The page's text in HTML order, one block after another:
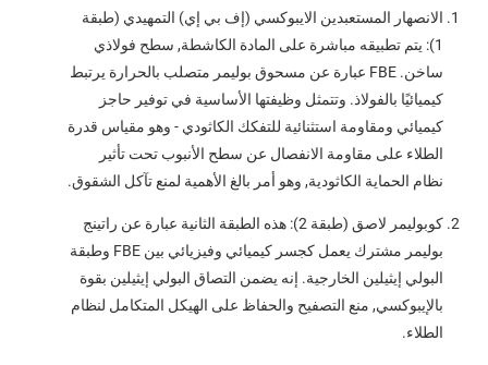
الانصهار المستعبدين الايبوكسي (إف بي إي) التمهيدي (طبقة
1): يتم تطبيقه مباشرة على المادة الكاشطة, سطح فولاذي
ساخن. FBE عبارة عن مسحوق بوليمر متصلب بالحرارة يرتبط
كيميائيًا بالفولاذ. وتتمثل وظيفتها الأساسية في توفير حاجز
كيميائي ومقاومة استثنائية للتفكك الكاثودي - وهو مقياس قدرة
الطلاء على مقاومة الانفصال عن سطح الأنبوب تحت تأثير
نظام الحماية الكاثودية, وهو أمر بالغ الأهمية لمنع تآكل الشقوق.
كوبوليمر لاصق (طبقة 2): هذه الطبقة الثانية عبارة عن راتينج
بوليمر مشترك يعمل كجسر كيميائي وفيزيائي بين FBE وطبقة
البولي إيثيلين الخارجية. إنه يضمن التصاق البولي إيثيلين بقوة
بالإيبوكسي, منع التصفيح والحفاظ على الهيكل المتكامل لنظام
الطلاء.